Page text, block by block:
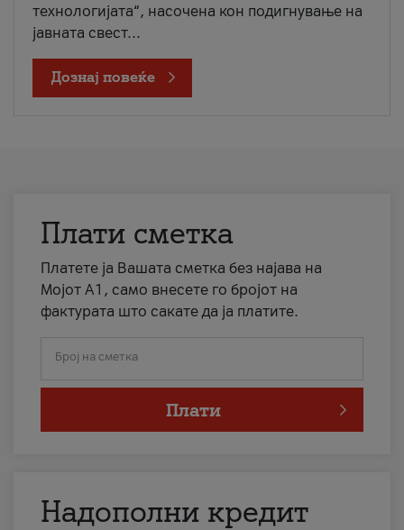
технологијата“, насочена кон подигнување на
јавната свест...
Дознај повеќе
Плати сметка
Платете ја Вашата сметка без најава на
Мојот А1, само внесете го бројот на
фактурата што сакате да ја платите.
Број на сметка
Плати
Надополни кредит